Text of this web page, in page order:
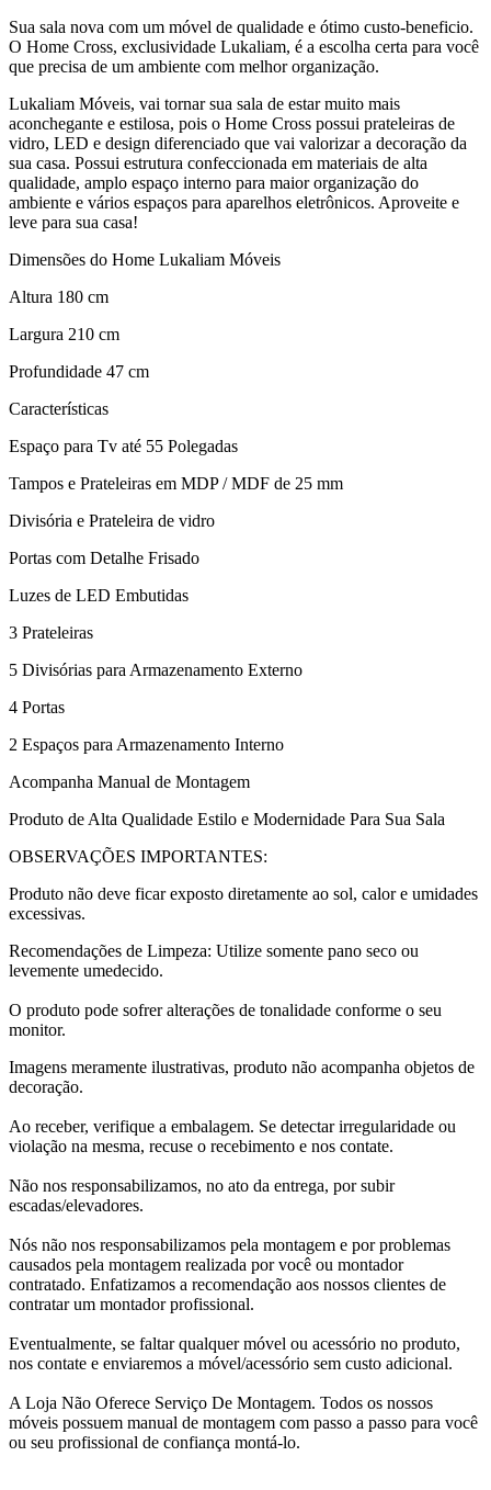
Sua sala nova com um móvel de qualidade e ótimo custo-beneficio.
O Home Cross, exclusividade Lukaliam, é a escolha certa para você
que precisa de um ambiente com melhor organização.
Lukaliam Móveis, vai tornar sua sala de estar muito mais
aconchegante e estilosa, pois o Home Cross possui prateleiras de
vidro, LED e design diferenciado que vai valorizar a decoração da
sua casa. Possui estrutura confeccionada em materiais de alta
qualidade, amplo espaço interno para maior organização do
ambiente e vários espaços para aparelhos eletrônicos. Aproveite e
leve para sua casa!
Dimensões do Home Lukaliam Móveis
Altura 180 cm
Largura 210 cm
Profundidade 47 cm
Características
Espaço para Tv até 55 Polegadas
Tampos e Prateleiras em MDP / MDF de 25 mm
Divisória e Prateleira de vidro
Portas com Detalhe Frisado
Luzes de LED Embutidas
3 Prateleiras
5 Divisórias para Armazenamento Externo
4 Portas
2 Espaços para Armazenamento Interno
Acompanha Manual de Montagem
Produto de Alta Qualidade Estilo e Modernidade Para Sua Sala
OBSERVAÇÕES IMPORTANTES:
Produto não deve ficar exposto diretamente ao sol, calor e umidades
excessivas.
Recomendações de Limpeza: Utilize somente pano seco ou
levemente umedecido.
O produto pode sofrer alterações de tonalidade conforme o seu
monitor.
Imagens meramente ilustrativas, produto não acompanha objetos de
decoração.
Ao receber, verifique a embalagem. Se detectar irregularidade ou
violação na mesma, recuse o recebimento e nos contate.
Não nos responsabilizamos, no ato da entrega, por subir
escadas/elevadores.
Nós não nos responsabilizamos pela montagem e por problemas
causados pela montagem realizada por você ou montador
contratado. Enfatizamos a recomendação aos nossos clientes de
contratar um montador profissional.
Eventualmente, se faltar qualquer móvel ou acessório no produto,
nos contate e enviaremos a móvel/acessório sem custo adicional.
A Loja Não Oferece Serviço De Montagem. Todos os nossos
móveis possuem manual de montagem com passo a passo para você
ou seu profissional de confiança montá-lo.